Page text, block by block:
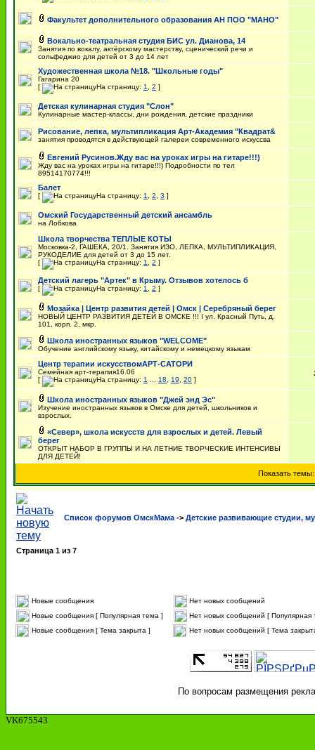
Факультет дополнительного образования АН ПОО "МАНО"
Вокально-театральная студия БИС ул. Дианова, 14
Занятия по вокалу, актёрскому мастерству, сценический речи и
сольфеджио для детей от 3 до 14 лет
Художественная школа №18. "Школьные годы"
Гагарина 20
[
На страницу: 1 2 ]
Детская кулинарная студия "Слон"
Кулинарные мастер-классы, дни рождения, детские праздники
Рисование, лепка, мультипликация Арт-Академия "Квадрат&
занятия проводятся в действующей галереи современного искуссва
Евгений Русинов.Жду вас на уроках игры на гитаре!!!)
Жду вас на уроках игры на гитаре!!!) Подробности по тел
89514170774!!!
Балет
[ На страницу: 1 2 3 ]
Омский Государственный детский ансамбль
на Лобкова
Школа творчества ТЕПЛЫЕ КОТЫ
Московка-2, ГАШЕКА, 20/1. Занятия ИЗО, ЛЕПКА, МУЛЬТИПЛИКАЦИЯ,
РУКОДЕЛИЕ для детей от 3 до 15 лет.
[
На страницу: 1 2 ]
Детский лагерь "Артек" в Крыму. Отзывов хотелось б
[ На страницу: 1 2 ]
Мозайка | Центр развития детей | Омск | Серебряный берег
НОВЫЙ ЦЕНТР РАЗВИТИЯ ДЕТЕЙ В ОМСКЕ !!! I ул. Красный Путь, д.
101, корп. 2, мкр.
Школа иностранных языков "WELCOME"
Обучение английскому языку, китайскому и немецкому языкам
Центр терапии искусствомАРТ-САТОРИ
Семейная арт-терапия16.06
[
На страницу: 1 18 19 20 ]
Школа иностранных языков "Джей энд Эс"
Изучение иностранных языков в Омске для детей, школьников и
взрослых.
«Север», школа искусств для взрослых и детей. Левый
берег
ОТКРЫТ НАБОР В ГРУППЫ И НА ЛЕТНИЕ ТВОРЧЕСКИЕ ИНТЕНСИВЫ
ДЛЯ ДЕТЕЙ!
Показать
Список форумов ОмскМама -> Детские развивающие студии,
Страница 1 из 7
Новые сообщения
Нет новых сообщений
Новые сообщения [ Популярная тема ]
Нет новых сообщений [ Популярная
Новые сообщения [ Тема закрыта ]
Нет новых сообщений [ Тема
По вопросам размещения
VK675543